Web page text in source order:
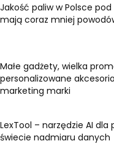
Jakość paliw w Polsce
mają coraz mniej
Małe gadżety, wielka
personalizowane
marketing marki
LexTool – narzędzie AI dla
świecie nadmiaru danych